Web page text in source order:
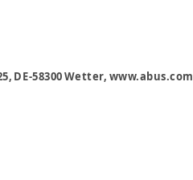
DE-58300 Wetter, www.abus.com